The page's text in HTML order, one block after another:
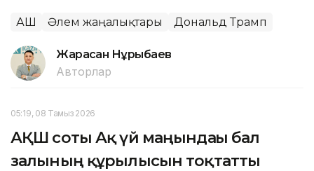
АҚШ Әлем жаңалықтары Дональд Трамп
Жарасқан Нұрыбаев
Авторлар
05:19, 08 Тамыз 2026
АҚШ соты Ақ үй маңындағы бал
залының құрылысын тоқтатты